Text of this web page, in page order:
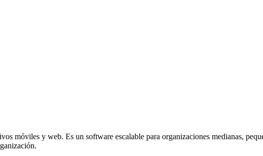
móviles y web. Es un software escalable para organizaciones medianas,